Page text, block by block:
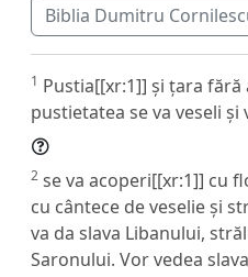
Biblia Dumitru
1 Pustia[[xr:1]] și țara fără
pustietatea se va veseli
2 se va acoperi[[xr:1]] cu
cu cântece de veselie și
va da slava Libanului,
Saronului. Vor vedea